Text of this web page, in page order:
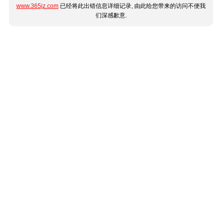
www.365jz.com 已经将此出错信息详细记录, 由此给您带来的访问不便我
们深感歉意.